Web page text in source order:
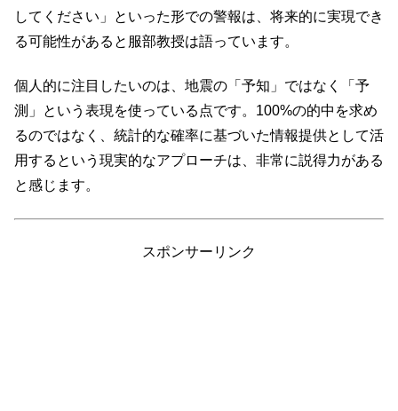
してください」といった形での警報は、将来的に実現でき
る可能性があると服部教授は語っています。
個人的に注目したいのは、地震の「予知」ではなく「予
測」という表現を使っている点です。100%の的中を求め
るのではなく、統計的な確率に基づいた情報提供として活
用するという現実的なアプローチは、非常に説得力がある
と感じます。
スポンサーリンク